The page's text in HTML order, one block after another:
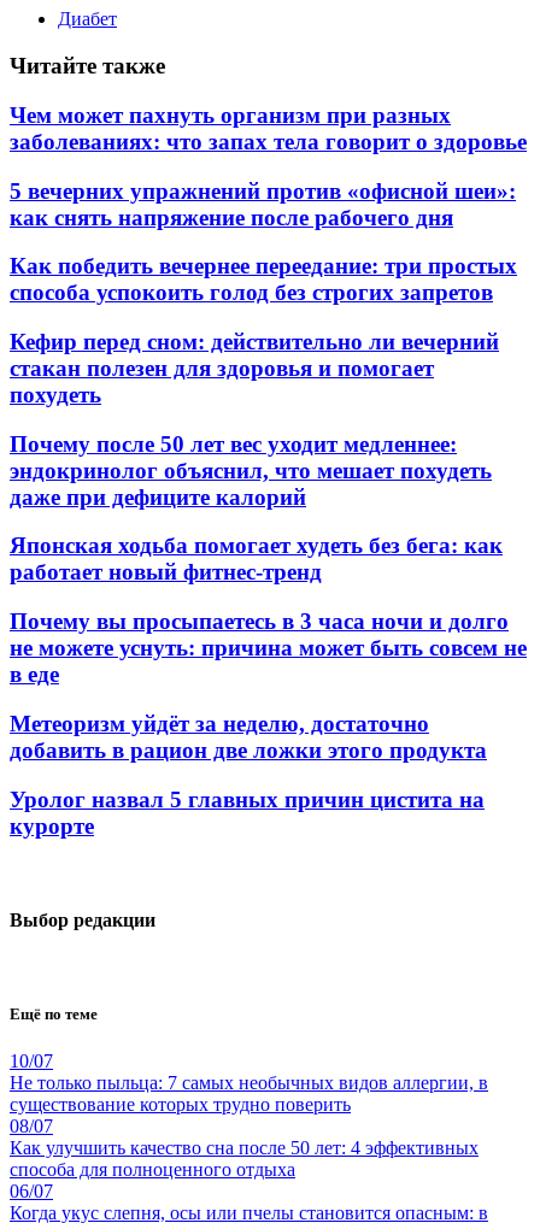
Диабет
Читайте также
Чем может пахнуть организм при разных
заболеваниях: что запах тела говорит о здоровье
5 вечерних упражнений против «офисной шеи»:
как снять напряжение после рабочего дня
Как победить вечернее переедание: три простых
способа успокоить голод без строгих запретов
Кефир перед сном: действительно ли вечерний
стакан полезен для здоровья и помогает
похудеть
Почему после 50 лет вес уходит медленнее:
эндокринолог объяснил, что мешает похудеть
даже при дефиците калорий
Японская ходьба помогает худеть без бега: как
работает новый фитнес-тренд
Почему вы просыпаетесь в 3 часа ночи и долго
не можете уснуть: причина может быть совсем не
в еде
Метеоризм уйдёт за неделю, достаточно
добавить в рацион две ложки этого продукта
Уролог назвал 5 главных причин цистита на
курорте
Выбор редакции
Ещё по теме
10/07
Не только пыльца: 7 самых необычных видов аллергии, в
существование которых трудно поверить
08/07
Как улучшить качество сна после 50 лет: 4 эффективных
способа для полноценного отдыха
06/07
Когда укус слепня, осы или пчелы становится опасным: в